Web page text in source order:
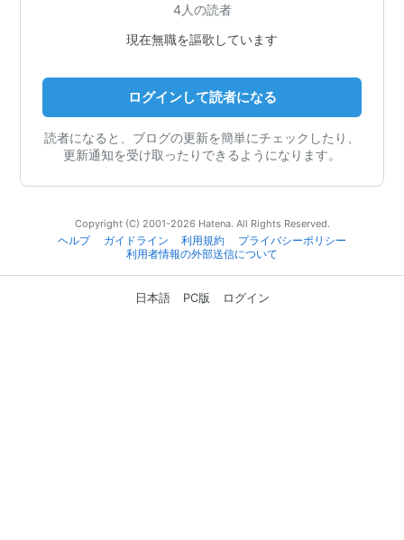
4人の読者
現在無職を謳歌しています
ログインして読者になる
読者になると、ブログの更新を簡単にチェックしたり、
更新通知を受け取ったりできるようになります。
Copyright (C) 2001-2026 Hatena. All Rights Reserved.
ヘルプ
ガイドライン 利用規約
プライバシーポリシー
利用者情報の外部送信について
日本語 PC版 ログイン